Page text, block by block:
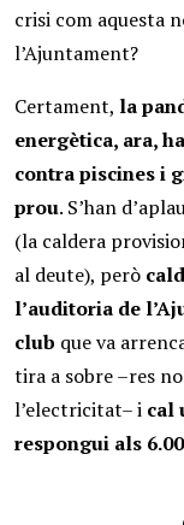
crisi com aquesta
l’Ajuntament?
Certament, la
energètica, ara,
contra piscines i
prou. S’han
(la caldera
al deute), però
l’auditoria de
club que va
tira a sobre –res
l’electricitat– i cal
respongui als